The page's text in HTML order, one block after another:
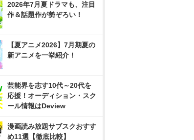
2026年7月夏ドラマも、注目
作＆話題作が勢ぞろい！
【夏アニメ2026】7月期夏の
新アニメを一挙紹介！
芸能界を志す10代～20代を
応援！オーディション・スク
ール情報はDeview
漫画読み放題サブスクおすす
め11選【徹底比較】